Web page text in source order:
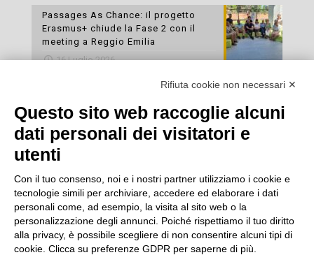
Passages As Chance: il progetto
Erasmus+ chiude la Fase 2 con il
meeting a Reggio Emilia
16 Luglio 2026
Esami di laboratorio preventivi
cura della propria salute
16 Luglio 2026
Rifiuta cookie non necessari ✕
Questo sito web raccoglie alcuni
dati personali dei visitatori e
utenti
Con il tuo consenso, noi e i nostri partner utilizziamo i cookie e
tecnologie simili per archiviare, accedere ed elaborare i dati
personali come, ad esempio, la visita al sito web o la
personalizzazione degli annunci. Poiché rispettiamo il tuo diritto
alla privacy, è possibile scegliere di non consentire alcuni tipi di
cookie. Clicca su preferenze GDPR per saperne di più.